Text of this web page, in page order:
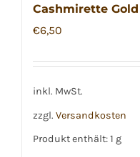
Cashmirette Gold
€6,50
inkl. MwSt.
zzgl. Versandkosten
Produkt enthält: 1 g